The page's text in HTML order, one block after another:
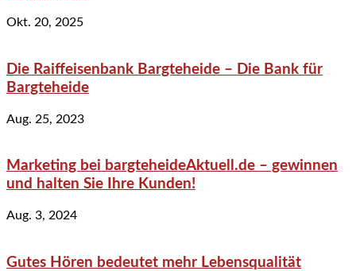
Okt. 20, 2025
Die Raiffeisenbank Bargteheide – Die Bank für
Bargteheide
Aug. 25, 2023
Marketing bei bargteheideAktuell.de – gewinnen
und halten Sie Ihre Kunden!
Aug. 3, 2024
Gutes Hören bedeutet mehr Lebensqualität